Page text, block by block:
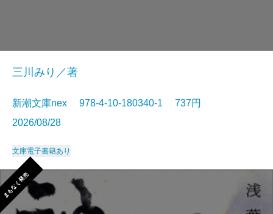
三川みり／著
新潮文庫nex 978-4-10-180340-1 737円
2026/08/28
文庫電子書籍あり
まもなく発売